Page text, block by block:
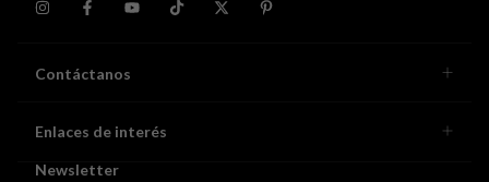
Contáctanos
Enlaces de interés
Newsletter